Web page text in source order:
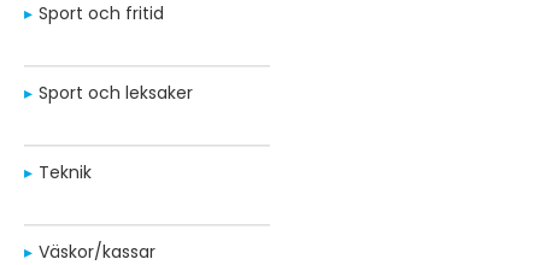
Sport och fritid
Sport och leksaker
Teknik
Väskor/kassar